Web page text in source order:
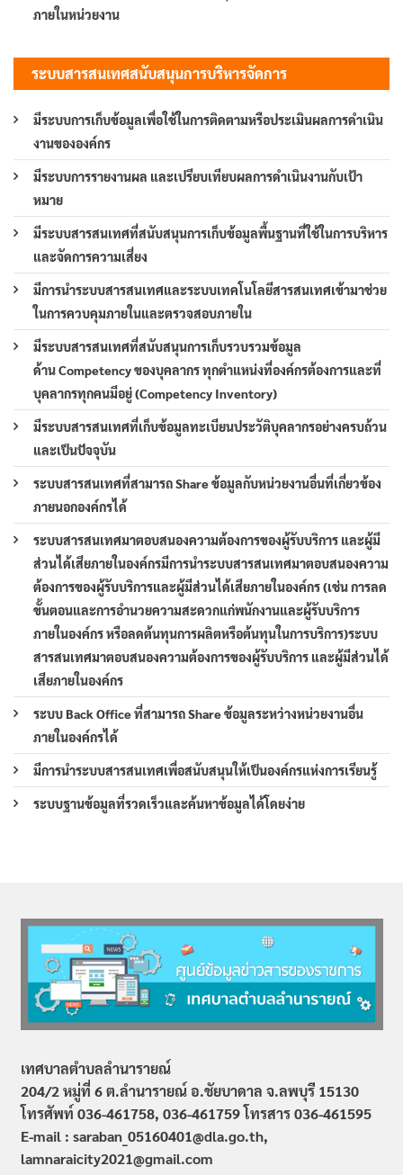
ภายในหน่วยงาน
ระบบสารสนเทศสนับสนุนการบริหารจัดการ
มีระบบการเก็บข้อมูลเพื่อใช้ในการติดตามหรือประเมินผลการดำเนิน
งานขององค์กร
มีระบบการรายงานผล และเปรียบเทียบผลการดำเนินงานกับเป้า
หมาย
มีระบบสารสนเทศที่สนับสนุนการเก็บข้อมูลพื้นฐานที่ใช้ในการบริหาร
และจัดการความเสี่ยง
มีการนำระบบสารสนเทศและระบบเทคโนโลยีสารสนเทศเข้ามาช่วย
ในการควบคุมภายในและตรวจสอบภายใน
มีระบบสารสนเทศที่สนับสนุนการเก็บรวบรวมข้อมูล
ด้าน Competency ของบุคลากร ทุกตำแหน่งที่องค์กรต้องการและที่
บุคลากรทุกคนมีอยู่ (Competency Inventory)
มีระบบสารสนเทศที่เก็บข้อมูลทะเบียนประวัติบุคลากรอย่างครบถ้วน
และเป็นปัจจุบัน
ระบบสารสนเทศที่สามารถ Share ข้อมูลกับหน่วยงานอื่นที่เกี่ยวข้อง
ภายนอกองค์กรได้
ระบบสารสนเทศมาตอบสนองความต้องการของผู้รับบริการ และผู้มี
ส่วนได้เสียภายในองค์กรมีการนำระบบสารสนเทศมาตอบสนองความ
ต้องการของผู้รับบริการและผู้มีส่วนได้เสียภายในองค์กร (เช่น การลด
ขั้นตอนและการอำนวยความสะดวกแก่พนักงานและผู้รับบริการ
ภายในองค์กร หรือลดต้นทุนการผลิตหรือต้นทุนในการบริการ)ระบบ
สารสนเทศมาตอบสนองความต้องการของผู้รับบริการ และผู้มีส่วนได้
เสียภายในองค์กร
ระบบ Back Office ที่สามารถ Share ข้อมูลระหว่างหน่วยงานอื่น
ภายในองค์กรได้
มีการนำระบบสารสนเทศเพื่อสนับสนุนให้เป็นองค์กรแห่งการเรียนรู้
ระบบฐานข้อมูลที่รวดเร็วและค้นหาข้อมูลได้โดยง่าย
เทศบาลตำบลลำนารายณ์
204/2 หมู่ที่ 6 ต.ลำนารายณ์ อ.ชัยบาดาล จ.ลพบุรี 15130
โทรศัพท์ 036-461758, 036-461759 โทรสาร 036-461595
E-mail : saraban_05160401@dla.go.th,
lamnaraicity2021@gmail.com